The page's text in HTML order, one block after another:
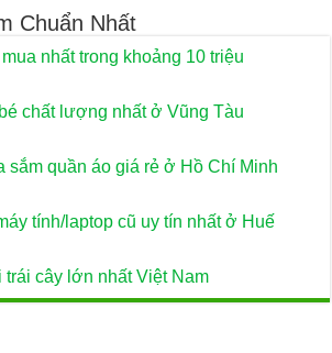
Chuẩn Nhất
nhất trong khoảng 10 triệu
chất lượng nhất ở Vũng Tàu
sắm quần áo giá rẻ ở Hồ Chí Minh
tính/laptop cũ uy tín nhất ở Huế
trái cây lớn nhất Việt Nam